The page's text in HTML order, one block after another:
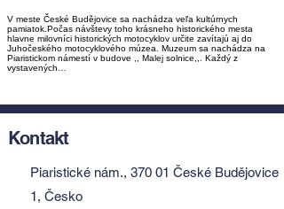
V meste České Budějovice sa nachádza veľa kultúrnych
pamiatok.Počas návštevy toho krásneho historického mesta
hlavne milovníci historických motocyklov určite zavítajú aj do
Juhočeského motocyklového múzea. Muzeum sa nachádza na
Piaristickom námestí v budove ,, Malej solnice,,. Každý z
vystavených…
Kontakt
Piaristické nám., 370 01 České Budějovice
1, Česko